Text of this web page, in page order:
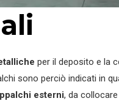
per il deposito e la
sono perciò indicati in
esterni, da